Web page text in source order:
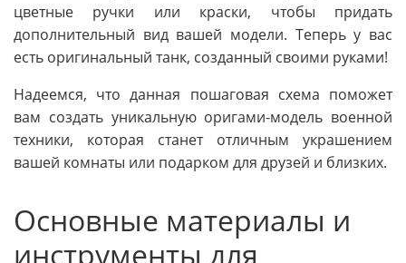
цветные ручки или краски, чтобы придать
дополнительный вид вашей модели. Теперь у вас
есть оригинальный танк, созданный своими руками!
Надеемся, что данная пошаговая схема поможет
вам создать уникальную оригами-модель военной
техники, которая станет отличным украшением
вашей комнаты или подарком для друзей и близких.
Основные материалы и
инструменты для